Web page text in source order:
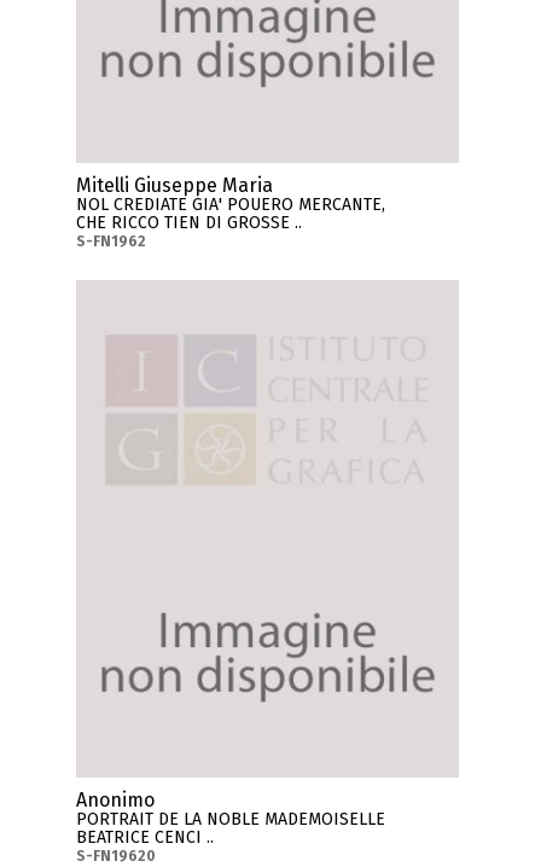
Mitelli Giuseppe Maria
NOL CREDIATE GIA' POUERO MERCANTE,
CHE RICCO TIEN DI GROSSE ..
S-FN1962
Anonimo
PORTRAIT DE LA NOBLE MADEMOISELLE
BEATRICE CENCI ..
S-FN19620